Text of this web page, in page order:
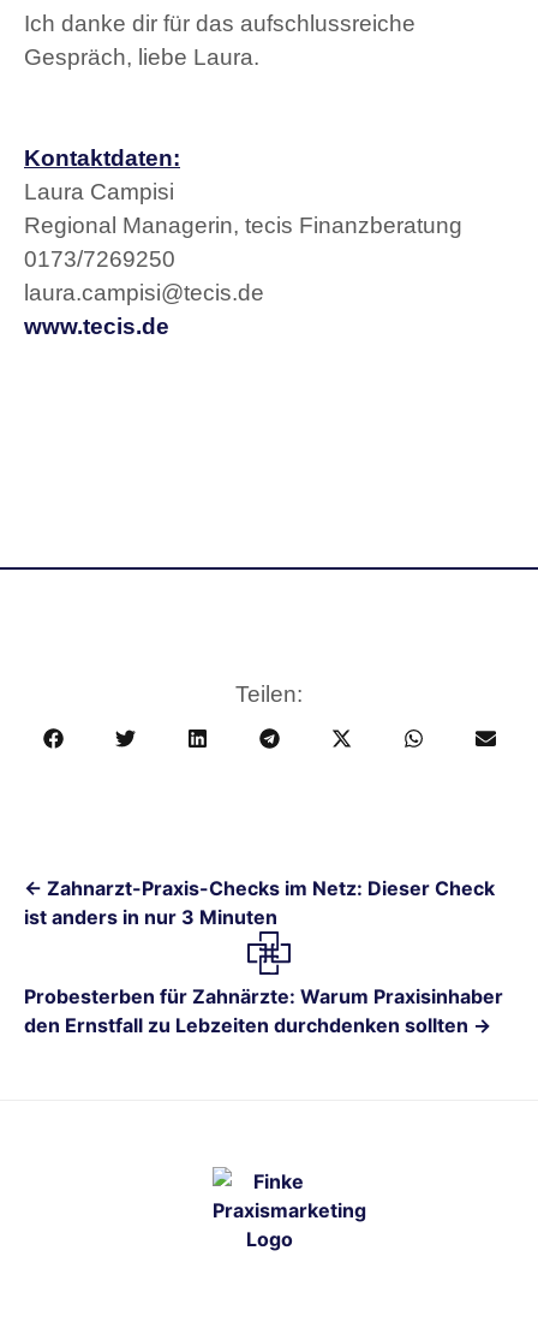
Ich danke dir für das aufschlussreiche
Gespräch, liebe Laura.
Kontaktdaten:
Laura Campisi
Regional Managerin, tecis Finanzberatung
0173/7269250
laura.campisi@tecis.de
www.tecis.de
Teilen:
← Zahnarzt-Praxis-Checks im Netz: Dieser Check
ist anders in nur 3 Minuten
Probesterben für Zahnärzte: Warum Praxisinhaber
den Ernstfall zu Lebzeiten durchdenken sollten →